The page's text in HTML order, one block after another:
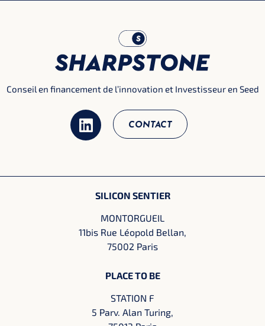
Conseil en financement de l’innovation et Investisseur en Seed
CONTACT
SILICON SENTIER
MONTORGUEIL
11bis Rue Léopold Bellan,
75002 Paris
PLACE TO BE
STATION F
5 Parv. Alan Turing,